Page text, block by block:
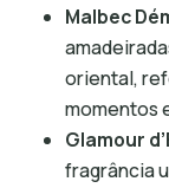
Malbec
oriental,
momentos
Glamour
fragrância